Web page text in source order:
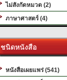
ไม่สังกัดหมวด (2)
ภาษาศาสตร์ (4)
ชนิดหนังสือ
หนังสือเผยแพร่ (541)